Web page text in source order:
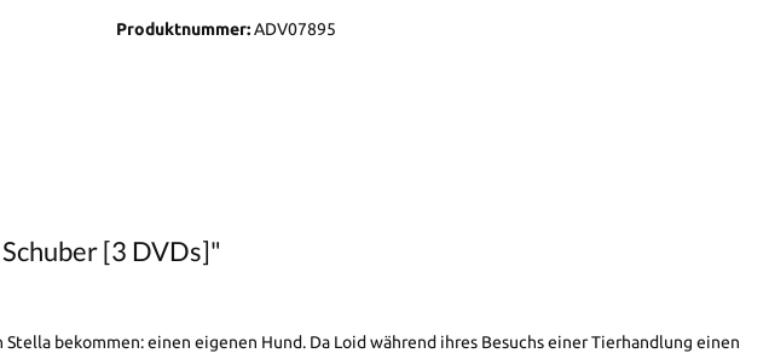
Produktnummer:ADV07895
[3 DVDs]"
bekommen: einen eigenen Hund. Da Loid während ihres Besuchs einer Tierhandlung einen